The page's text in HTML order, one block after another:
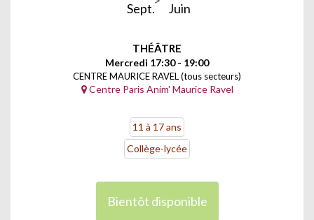
Sept.
Juin
THÉÂTRE
Mercredi 17:30 - 19:00
CENTRE MAURICE RAVEL (tous secteurs)
Centre Paris Anim' Maurice Ravel
11 à 17 ans
Collège-lycée
Bientôt disponible